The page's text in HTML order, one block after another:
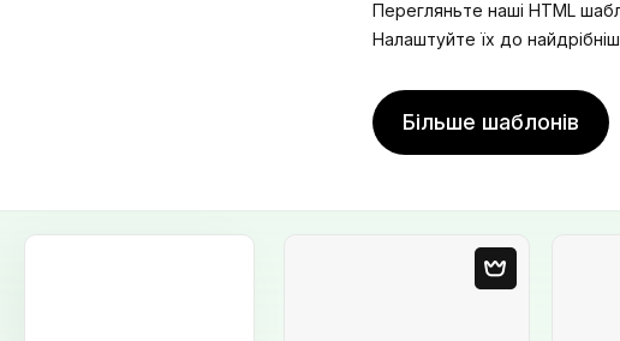
Перегляньте наші HTML
Налаштуйте їх до
Більше шаблонів